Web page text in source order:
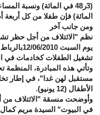
المائة) فإن طفلا من كل أربعة أطفال
ومن جانب آخر
نظم "الائتلاف من أجل حظر
يوم السبت
تشغيل الطفلات كخادمات في
وتأتي هذه المبادرة،
مستقبل لهن غدا"، في إطار
الأطفال (12 يونيو).
وأوضحت منسقة "الائتلاف
في البيوت" السيدة مريم